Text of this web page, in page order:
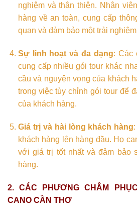
nghiệm và thân thiện. Nhân
hàng về an toàn, cung cấp
quan và đảm bảo một trải
Sự linh hoạt và đa dạng: Các
cung cấp nhiều gói tour khác
cầu và nguyện vọng của khách
trong việc tùy chỉnh gói tour để
của khách hàng.
Giá trị và hài lòng khách hàng
khách hàng lên hàng đầu. Họ
với giá trị tốt nhất và đảm bảo
hàng.
2. CÁC PHƯƠNG CHÂM
CANO CẦN THƠ